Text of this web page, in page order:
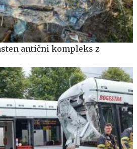
antični kompleks z